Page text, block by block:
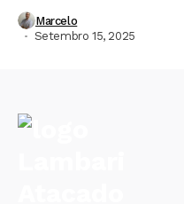
Marcelo
Setembro 15, 2025